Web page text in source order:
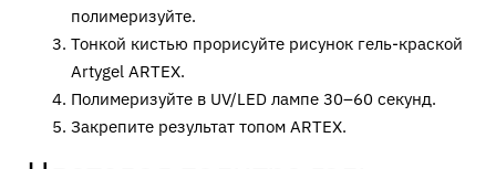
полимеризуйте.
Тонкой кистью прорисуйте рисунок гель-краской
Artygel ARTEX.
Полимеризуйте в UV/LED лампе 30–60 секунд.
Закрепите результат топом ARTEX.